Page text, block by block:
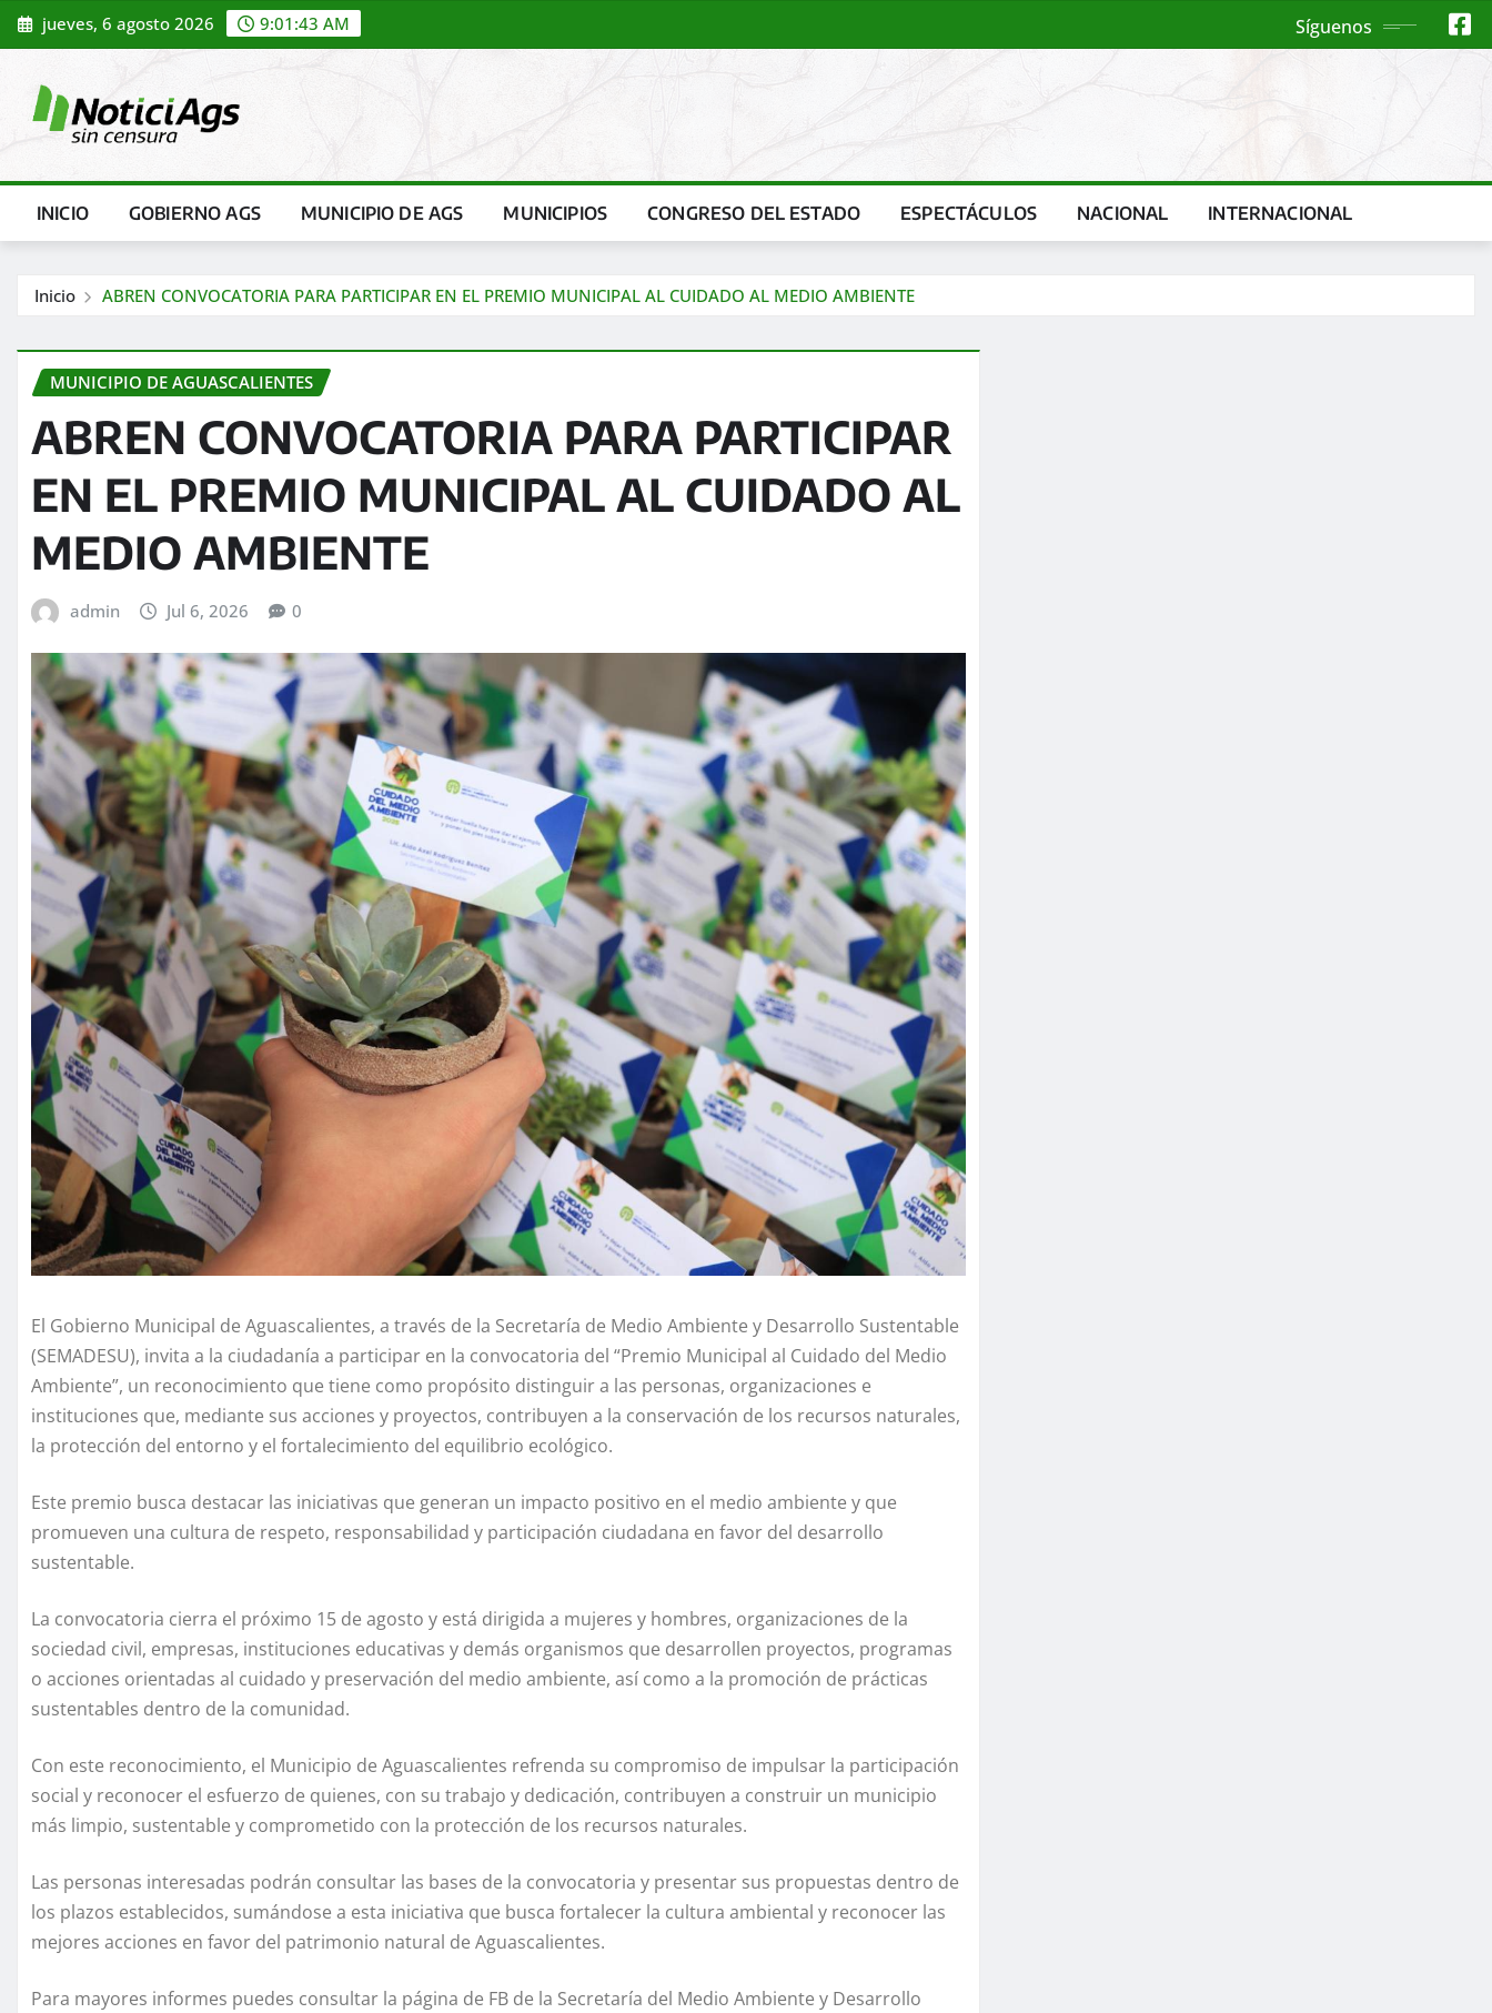
Saltar
al
jueves, 6 agosto 2026 9:01:45 AM Síguenos
INICIO GOBIERNO AGS MUNICIPIO DE AGS MUNICIPIOS CONGRESO DEL ESTADO ESPECTÁCULOS NACIONAL INTERNACIONAL
Inicio ABREN CONVOCATORIA PARA PARTICIPAR EN EL PREMIO MUNICIPAL AL CUIDADO AL MEDIO AMBIENTE
MUNICIPIO DE AGUASCALIENTES
ABREN CONVOCATORIA PARA PARTICIPAR
EN EL PREMIO MUNICIPAL AL CUIDADO AL
MEDIO AMBIENTE
admin Jul 6, 2026 0
El Gobierno Municipal de Aguascalientes, a través de la Secretaría de Medio Ambiente y Desarrollo Sustentable
(SEMADESU), invita a la ciudadanía a participar en la convocatoria del “Premio Municipal al Cuidado del Medio
Ambiente”, un reconocimiento que tiene como propósito distinguir a las personas, organizaciones e
instituciones que, mediante sus acciones y proyectos, contribuyen a la conservación de los recursos naturales,
la protección del entorno y el fortalecimiento del equilibrio ecológico.
Este premio busca destacar las iniciativas que generan un impacto positivo en el medio ambiente y que
promueven una cultura de respeto, responsabilidad y participación ciudadana en favor del desarrollo
sustentable.
La convocatoria cierra el próximo 15 de agosto y está dirigida a mujeres y hombres, organizaciones de la
sociedad civil, empresas, instituciones educativas y demás organismos que desarrollen proyectos, programas
o acciones orientadas al cuidado y preservación del medio ambiente, así como a la promoción de prácticas
sustentables dentro de la comunidad.
Con este reconocimiento, el Municipio de Aguascalientes refrenda su compromiso de impulsar la participación
social y reconocer el esfuerzo de quienes, con su trabajo y dedicación, contribuyen a construir un municipio
más limpio, sustentable y comprometido con la protección de los recursos naturales.
Las personas interesadas podrán consultar las bases de la convocatoria y presentar sus propuestas dentro de
los plazos establecidos, sumándose a esta iniciativa que busca fortalecer la cultura ambiental y reconocer las
mejores acciones en favor del patrimonio natural de Aguascalientes.
Para mayores informes puedes consultar la página de FB de la Secretaría del Medio Ambiente y Desarrollo